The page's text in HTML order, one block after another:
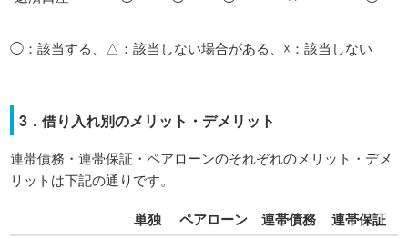
◯：該当する、△：該当しない場合がある、☓：該当しない
3．借り入れ別のメリット・デメリット
連帯債務・連帯保証・ペアローンのそれぞれのメリット・デメ
リットは下記の通りです。
単独 ペアローン 連帯債務 連帯保証